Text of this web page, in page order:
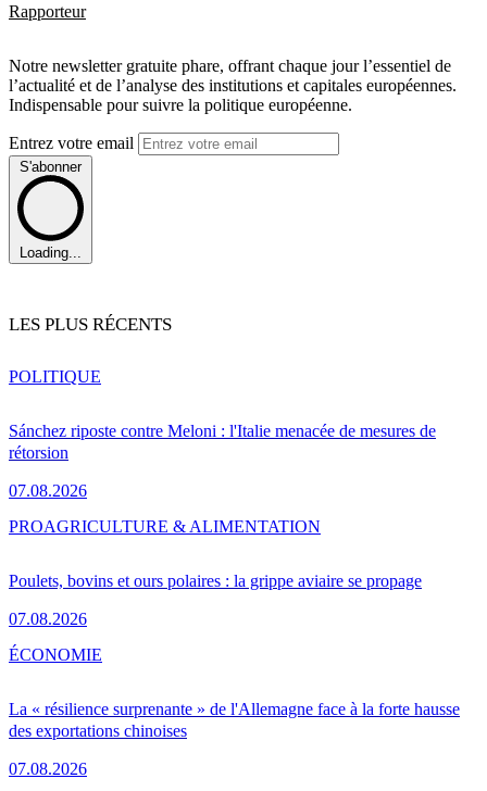
Rapporteur
Notre newsletter gratuite phare, offrant chaque jour l’essentiel de
l’actualité et de l’analyse des institutions et capitales européennes.
Indispensable pour suivre la politique européenne.
Entrez votre email
S'abonner
Loading...
LES PLUS RÉCENTS
Sánchez riposte contre Meloni : l'Italie menacée de mesures de
rétorsion
07.08.2026
POLITIQUE
Poulets, bovins et ours polaires : la grippe aviaire se propage
07.08.2026
PROAGRICULTURE & ALIMENTATION
La « résilience surprenante » de l'Allemagne face à la forte hausse
des exportations chinoises
07.08.2026
ÉCONOMIE